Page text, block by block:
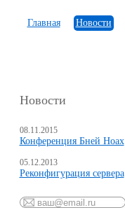
Главная Новости
Новости
08.11.2015
Конференция Бней Ноах
05.12.2013
Реконфигурация сервера